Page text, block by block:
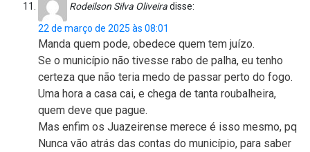
Rodeilson Silva Oliveiradisse:
22 de março de 2025 às 08:01
Manda quem pode, obedece quem tem juízo.
Se o município não tivesse rabo de palha, eu tenho
certeza que não teria medo de passar perto do fogo.
Uma hora a casa cai, e chega de tanta roubalheira,
quem deve que pague.
Mas enfim os Juazeirense merece é isso mesmo, pq
Nunca vão atrás das contas do município, para saber